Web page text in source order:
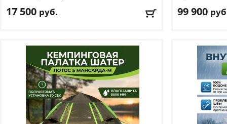
17 500 руб.
Вес комплекта:4.2 кг
Доставка:БЕСПЛАТНО, 1-2 дня
99 900
Доставка: